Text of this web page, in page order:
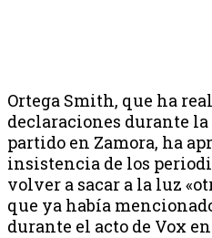
Ortega Smith, que ha
declaraciones durante la
partido en Zamora, ha
insistencia de los
volver a sacar a la luz
que ya había
durante el acto de Vox